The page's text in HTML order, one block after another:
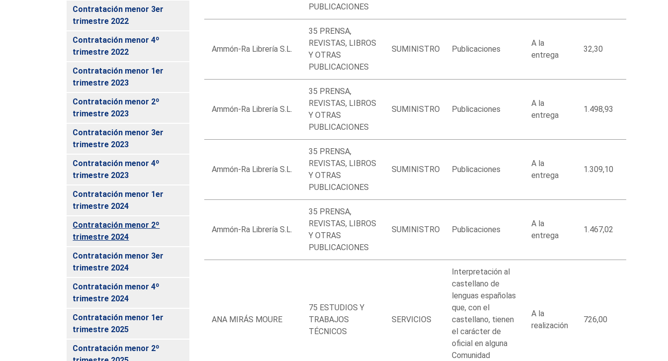
Contratación menor 3er
trimestre 2022
Contratación menor 4º
trimestre 2022
Contratación menor 1er
trimestre 2023
Contratación menor 2º
trimestre 2023
Contratación menor 3er
trimestre 2023
Contratación menor 4º
trimestre 2023
Contratación menor 1er
trimestre 2024
Contratación menor 2º
trimestre 2024
Contratación menor 3er
trimestre 2024
Contratación menor 4º
trimestre 2024
Contratación menor 1er
trimestre 2025
Contratación menor 2º
PUBLICACIONES
Ammón-Ra Librería S.L.
35 PRENSA,
REVISTAS, LIBROS
Y OTRAS
PUBLICACIONES
SUMINISTRO Publicaciones
A la
entrega
32,30
Ammón-Ra Librería S.L.
35 PRENSA,
REVISTAS, LIBROS
Y OTRAS
PUBLICACIONES
SUMINISTRO Publicaciones
A la
entrega
1.498,93
Ammón-Ra Librería S.L.
35 PRENSA,
REVISTAS, LIBROS
Y OTRAS
PUBLICACIONES
SUMINISTRO Publicaciones
A la
entrega
1.309,10
Ammón-Ra Librería S.L.
35 PRENSA,
REVISTAS, LIBROS
Y OTRAS
PUBLICACIONES
SUMINISTRO Publicaciones
A la
entrega
1.467,02
ANA MIRÁS MOURE
75 ESTUDIOS Y
TRABAJOS
TÉCNICOS
SERVICIOS
Interpretación al
castellano de
lenguas españolas
que, con el
castellano, tienen
el carácter de
oficial en alguna
Comunidad
A la
realización
726,00